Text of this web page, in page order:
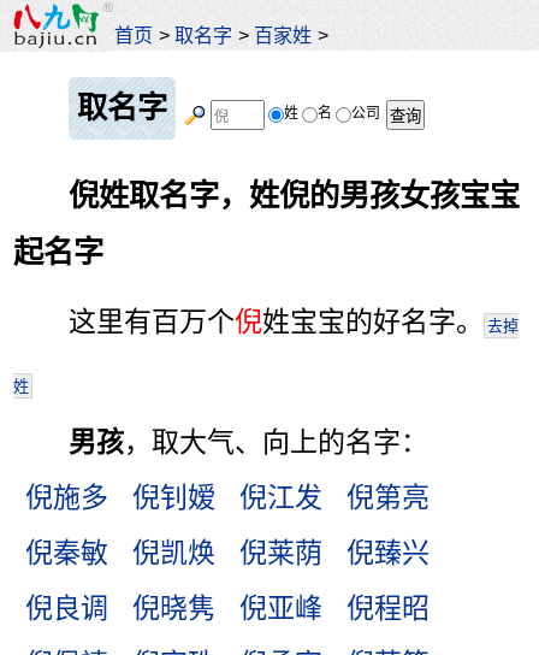
首页 >取名字 > 百家姓 >
取名字 姓 名 公司
倪姓取名字，姓倪的男孩女孩宝宝
起名字
这里有百万个倪姓宝宝的好名字。 去掉
姓
男孩，取大气、向上的名字：
倪施多
倪钊嫒 倪江发
倪第亮
倪秦敏
倪凯焕 倪莱荫
倪臻兴
倪良调
倪晓隽 倪亚峰
倪程昭